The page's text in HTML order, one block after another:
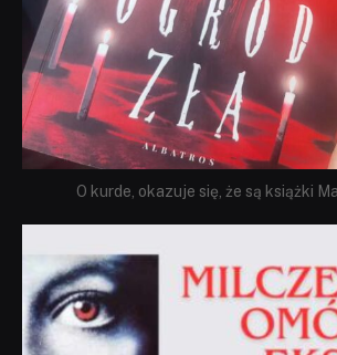
O kurde, okazuje się, że są książki